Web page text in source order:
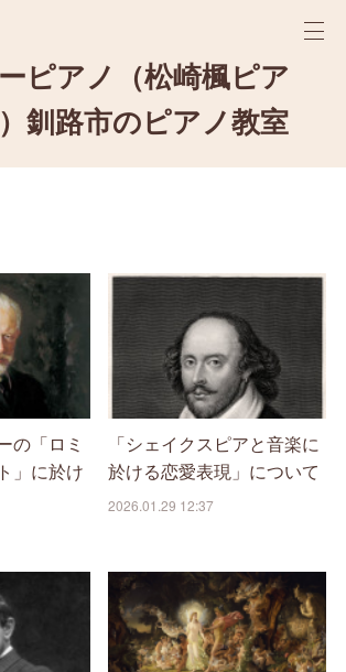
ピアノ（松崎楓ピア
釧路市のピアノ教室
の「ロミ
」に於け
「シェイクスピアと音楽に
於ける恋愛表現」について
2026.01.29 12:37